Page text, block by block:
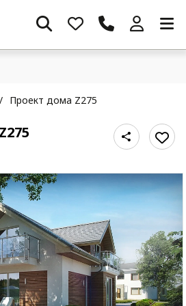
/ Проект дома Z275